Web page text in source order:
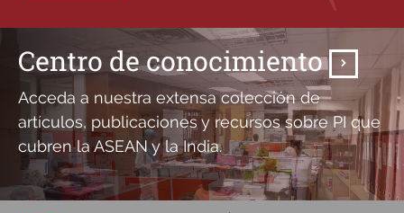
Centro de conocimiento
Acceda a nuestra extensa colección de
artículos, publicaciones y recursos sobre PI que
cubren la ASEAN y la India.